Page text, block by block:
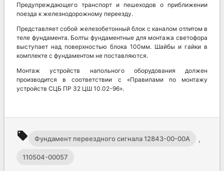
Предупреждающего транспорт и пешеходов о приближении
поезда к железнодорожному переезду.
Представляет собой железобетонный блок с каналом отлитом в
теле фундамента. Болты фундаментные для монтажа светофора
выступает над поверхностью блока 100мм. Шайбы и гайки в
комплекте с фундаментом не поставляются.
Монтаж устройств напольного оборудования должен
производится в соответствии с «Правилами по монтажу
устройств СЦБ ПР 32 ЦШ 10.02-96».
local_offer Фундамент переездного сигнала 12843-00-00А ,
110504-00057